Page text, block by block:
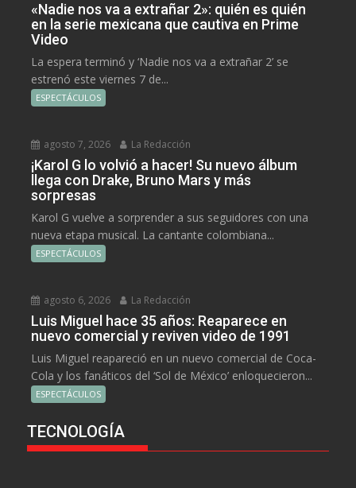
«Nadie nos va a extrañar 2»: quién es quién
en la serie mexicana que cautiva en Prime
Video
La espera terminó y ‘Nadie nos va a extrañar 2’ se
estrenó este viernes 7 de...
ESPECTÁCULOS
agosto 7, 2026 La Redacción
¡Karol G lo volvió a hacer! Su nuevo álbum
llega con Drake, Bruno Mars y más
sorpresas
Karol G vuelve a sorprender a sus seguidores con una
nueva etapa musical. La cantante colombiana...
ESPECTÁCULOS
agosto 6, 2026 La Redacción
Luis Miguel hace 35 años: Reaparece en
nuevo comercial y reviven video de 1991
Luis Miguel reapareció en un nuevo comercial de Coca-
Cola y los fanáticos del ‘Sol de México’ enloquecieron...
ESPECTÁCULOS
TECNOLOGÍA